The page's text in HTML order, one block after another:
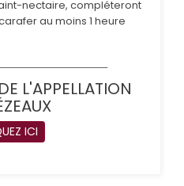
nectaire, compléteront
au moins 1 heure
L'APPELLATION
ICI